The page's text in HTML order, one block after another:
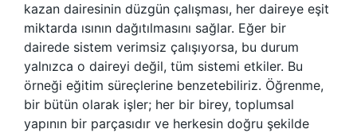
kazan dairesinin düzgün çalışması, her daireye eşit
miktarda ısının dağıtılmasını sağlar. Eğer bir
dairede sistem verimsiz çalışıyorsa, bu durum
yalnızca o daireyi değil, tüm sistemi etkiler. Bu
örneği eğitim süreçlerine benzetebiliriz. Öğrenme,
bir bütün olarak işler; her bir birey, toplumsal
yapının bir parçasıdır ve herkesin doğru şekilde